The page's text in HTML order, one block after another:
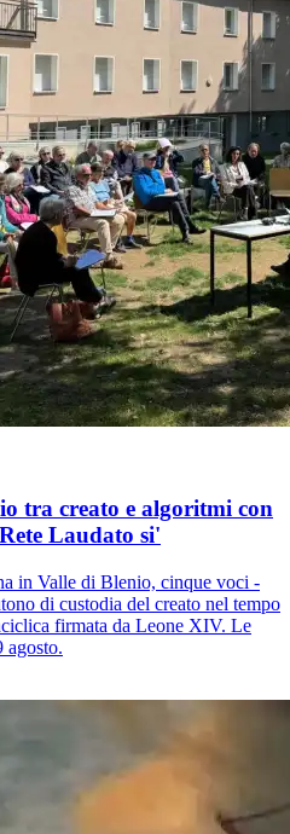
tra creato e algoritmi con
Laudato si'
in Valle di Blenio, cinque voci -
di custodia del creato nel tempo
firmata da Leone XIV. Le
agosto.